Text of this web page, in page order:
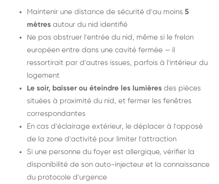
Maintenir une distance de sécurité d'au moins 5
mètres autour du nid identifié
Ne pas obstruer l'entrée du nid, même si le frelon
européen entre dans une cavité fermée — il
ressortirait par d'autres issues, parfois à l'intérieur du
logement
Le soir, baisser ou éteindre les lumières des pièces
situées à proximité du nid, et fermer les fenêtres
correspondantes
En cas d'éclairage extérieur, le déplacer à l'opposé
de la zone d'activité pour limiter l'attraction
Si une personne du foyer est allergique, vérifier la
disponibilité de son auto-injecteur et la connaissance
du protocole d'urgence